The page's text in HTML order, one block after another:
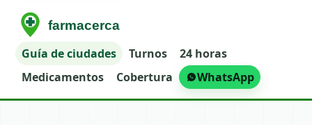
Guía de ciudades Turnos
24 horas
Medicamentos
Cobertura WhatsApp